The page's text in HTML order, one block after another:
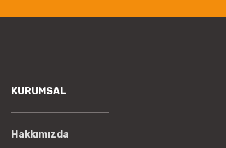
KURUMSAL
Hakkımızda